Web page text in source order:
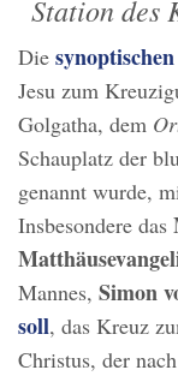
Station des
Die
Jesu zum
Golgatha, dem
Schauplatz der
genannt wurde,
Insbesondere das
Mannes, Simon
soll, das Kreuz
Christus, der